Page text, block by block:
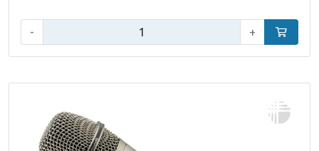
- + In